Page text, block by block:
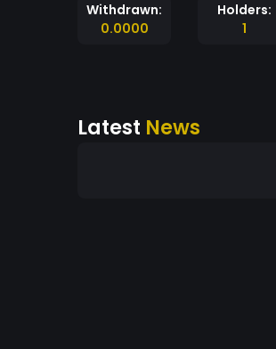
Withdrawn:
0.0000
Holders:
1
Latest News